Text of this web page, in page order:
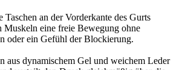
Taschen an der Vorderkante des Gurts
Muskeln eine freie Bewegung ohne
oder ein Gefühl der Blockierung.
aus dynamischem Gel und weichem Leder